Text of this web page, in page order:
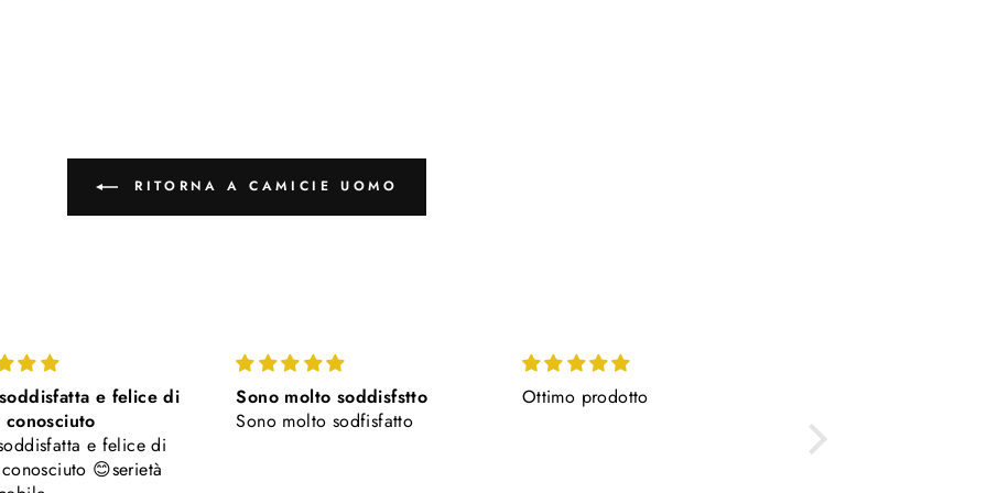
RITORNA A CAMICIE UOMO
e felice di
conosciuto
e felice di
😊serietà
Sono molto soddisfstto
Sono molto sodfisfatto
Ottimo prodotto